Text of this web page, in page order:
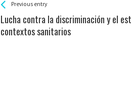
See more
Previous entry
Lucha contra la discriminación y el
contextos sanitarios
Back
All
Entries